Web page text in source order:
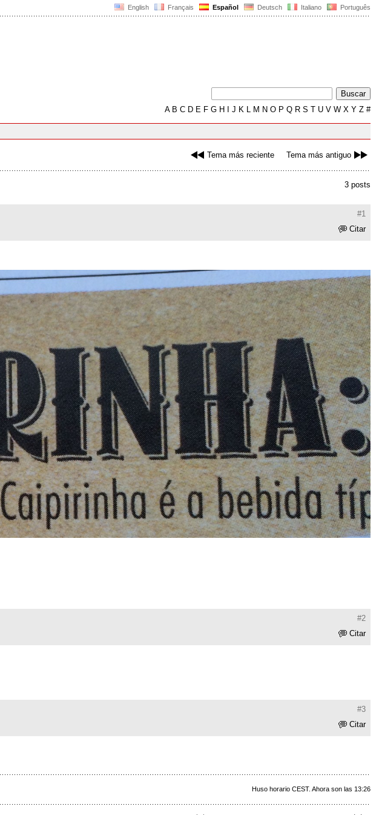
English Français Español Deutsch Italiano Português
AB C D E F G H J K L M N O P Q R S T U V W X Y Z #
Tema más reciente Tema más antiguo
3 posts
#1
Citar
#2
Citar
#3
Citar
Huso horario CEST. Ahora son las 13:26